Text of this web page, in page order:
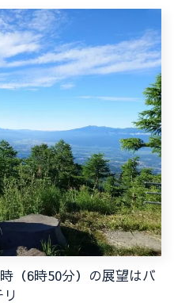
（6時50分）の展望はバ